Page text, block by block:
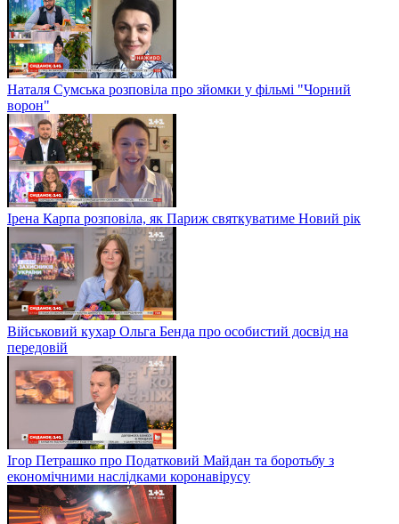
Наталя Сумська розповіла про зйомки у фільмі "Чорний
ворон"
Ірена Карпа розповіла, як Париж святкуватиме Новий рік
Військовий кухар Ольга Бенда про особистий досвід на
передовій
Ігор Петрашко про Податковий Майдан та боротьбу з
економічними наслідками коронавірусу